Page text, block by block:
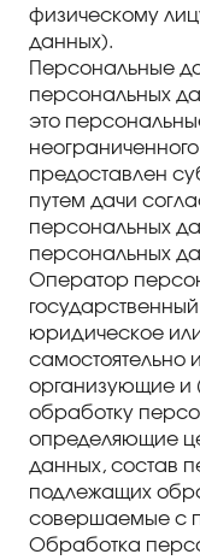
физическому
данных).
Персональные
персональных
это
предоставлен
путем дачи
персональных
персональных
Оператор
юридическое
самостоятельно
организующие и
обработку
определяющие
данных, состав
подлежащих
совершаемые с
Обработка